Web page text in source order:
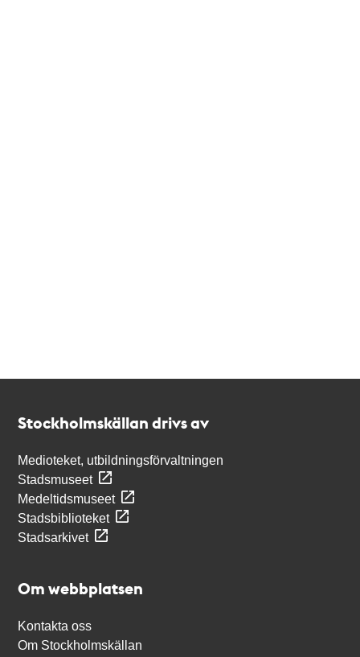
Stockholmskällan drivs av
Medioteket, utbildningsförvaltningen
Stadsmuseet
Medeltidsmuseet
Stadsbiblioteket
Stadsarkivet
Om webbplatsen
Kontakta oss
Om Stockholmskällan